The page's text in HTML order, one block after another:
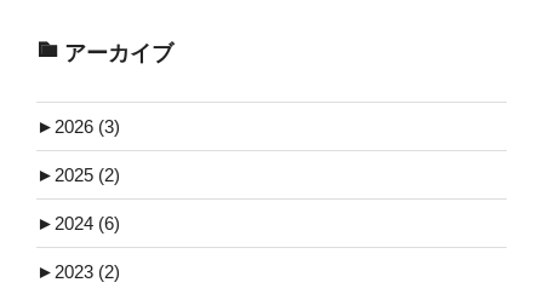
アーカイブ
► 2026 (3)
► 2025 (2)
► 2024 (6)
► 2023 (2)